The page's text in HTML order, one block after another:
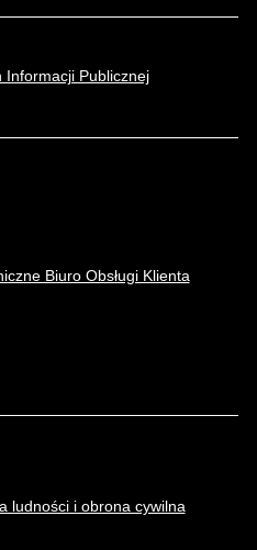
Informacji Publicznej
Biuro Obsługi Klienta
ludności i obrona cywilna